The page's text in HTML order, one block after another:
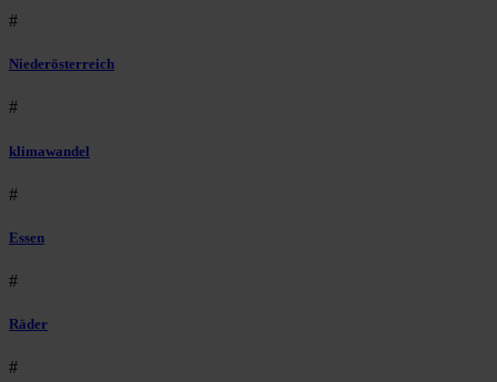
#
Niederösterreich
#
klimawandel
#
Essen
#
Räder
#